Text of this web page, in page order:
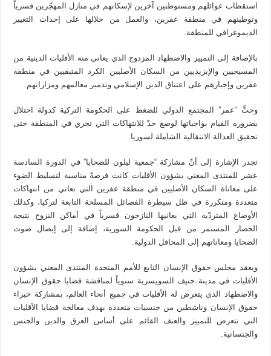
استقطاب عوائلهم ومستوطنين آخرين لإسكانهم في منازل المهجّرين قسرياً
وتوطينهم في منطقة عفرين، والعمل من خلالها على إحداث التغيير
الديموغرافي للمنطقة.
بالإضافة إلى التمييز والاضطهاد المزدوج الذي يعاني منه الأقليات الدينية من
المسيحيين والإيزيديين من السكان الأصليين الكرد المتبقيين في منطقة
عفرين وإجبارهم على اعتناق الدين الإسلامي وتدمير معالمهم ومزاراتهم.
وحثَّ “عمر” المجتمع الدولي للضغط على الحكومة التركية كدولة احتلال
بضرورة القيام بواجباتها لوضع حدّ للانتهاكات التي تجري في المنطقة حتى
تحقيق العدالة الانتقالية الشاملة لسوريا.
تجدر الإشارة إلى أنّ مشاركة “جمعية ليلون للضحايا” في الدورة السادسة
عشر للمنتدى المعني بشؤون الأقليات كانت فرصةً مناسبة لتسليط الضوء
على معاناة السكان الأصليين في منطقة عفرين التي تعاني من انتهاكات
متعددة ومتكررة في ظل سيطرة الفصائل المسلحة التابعة لتركيا، وكذلك
الأوضاع المتردّية التي يعانيها النازحون قسرياً في أماكن النزوح نتيجة
الحصار المستمر من قبل الحكومة السورية، إضافة إلى إيصال صوت
الضحايا ومعاناتهم إلى المحافل الدولية.
ويعقد مجلس حقوق الإنسان التابع للأمم المتحدة المنتدى المعني بشؤون
الأقليات في مدينة جنيف السويسرية سنوياً لمناقشة قضايا حقوق الإنسان
والاضطهاد الذي يتعرض له الأقليات في جميع أنحاء العالم، بمشاركة خبراء
حقوق الإنسان وناشطين من جنسيات متعددة بهدف معالجة قضايا الأقليات
التي تتعرض للتمييز والعنف القائم على أساس العرق والدين والجنس
والجنسانية.